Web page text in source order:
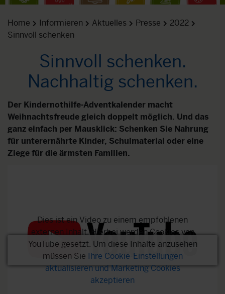
Home Informieren Aktuelles Presse
2022
Sinnvoll schenken
Sinnvoll schenken.
Nachhaltig schenken.
Der Kindernothilfe-Adventkalender macht
Weihnachtsfreude gleich doppelt möglich. Und das
ganz einfach per Mausklick: Schenken Sie Nahrung
für unterernährte Kinder, Schulmaterial oder eine
Ziege für die ärmsten Familien.
Dies ist ein Video zu einem empfohlenen
externen Inhalt. Hierbei werden Cookies von
YouTube gesetzt. Um diese Inhalte anzusehen
müssen Sie Ihre Cookie-Einstellungen
aktualisieren und Marketing Cookies
akzeptieren